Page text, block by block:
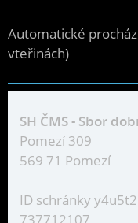
Automatické
vteřinách)
SH ČMS - Sbor
Pomezí 309
569 71 Pomezí
ID schránky
737712107